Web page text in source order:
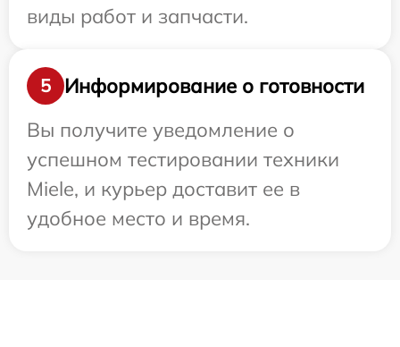
виды работ и запчасти.
5
Информирование о готовности
Вы получите уведомление о
успешном тестировании техники
Miele, и курьер доставит ее в
удобное место и время.